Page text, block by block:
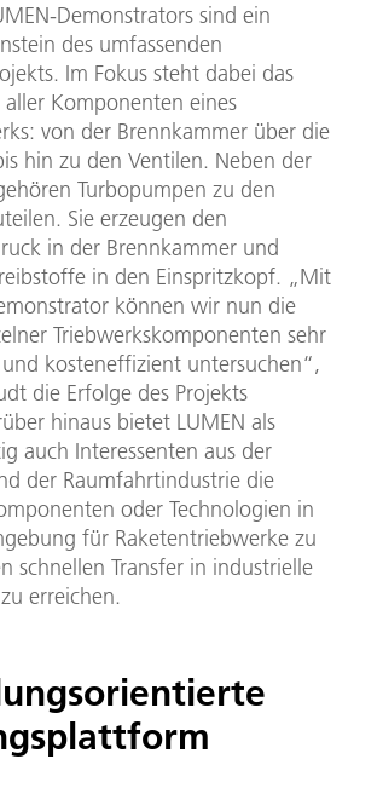
Demonstrators sind ein
des umfassenden
Im Fokus steht dabei das
aller Komponenten eines
von der Brennkammer über die
hin zu den Ventilen. Neben der
Turbopumpen zu den
Sie erzeugen den
in der Brennkammer und
in den Einspritzkopf. „Mit
können wir nun die
Triebwerkskomponenten sehr
kosteneffizient untersuchen“,
die Erfolge des Projekts
hinaus bietet LUMEN als
auch Interessenten aus der
der Raumfahrtindustrie die
oder Technologien in
für Raketentriebwerke zu
schnellen Transfer in industrielle
erreichen.